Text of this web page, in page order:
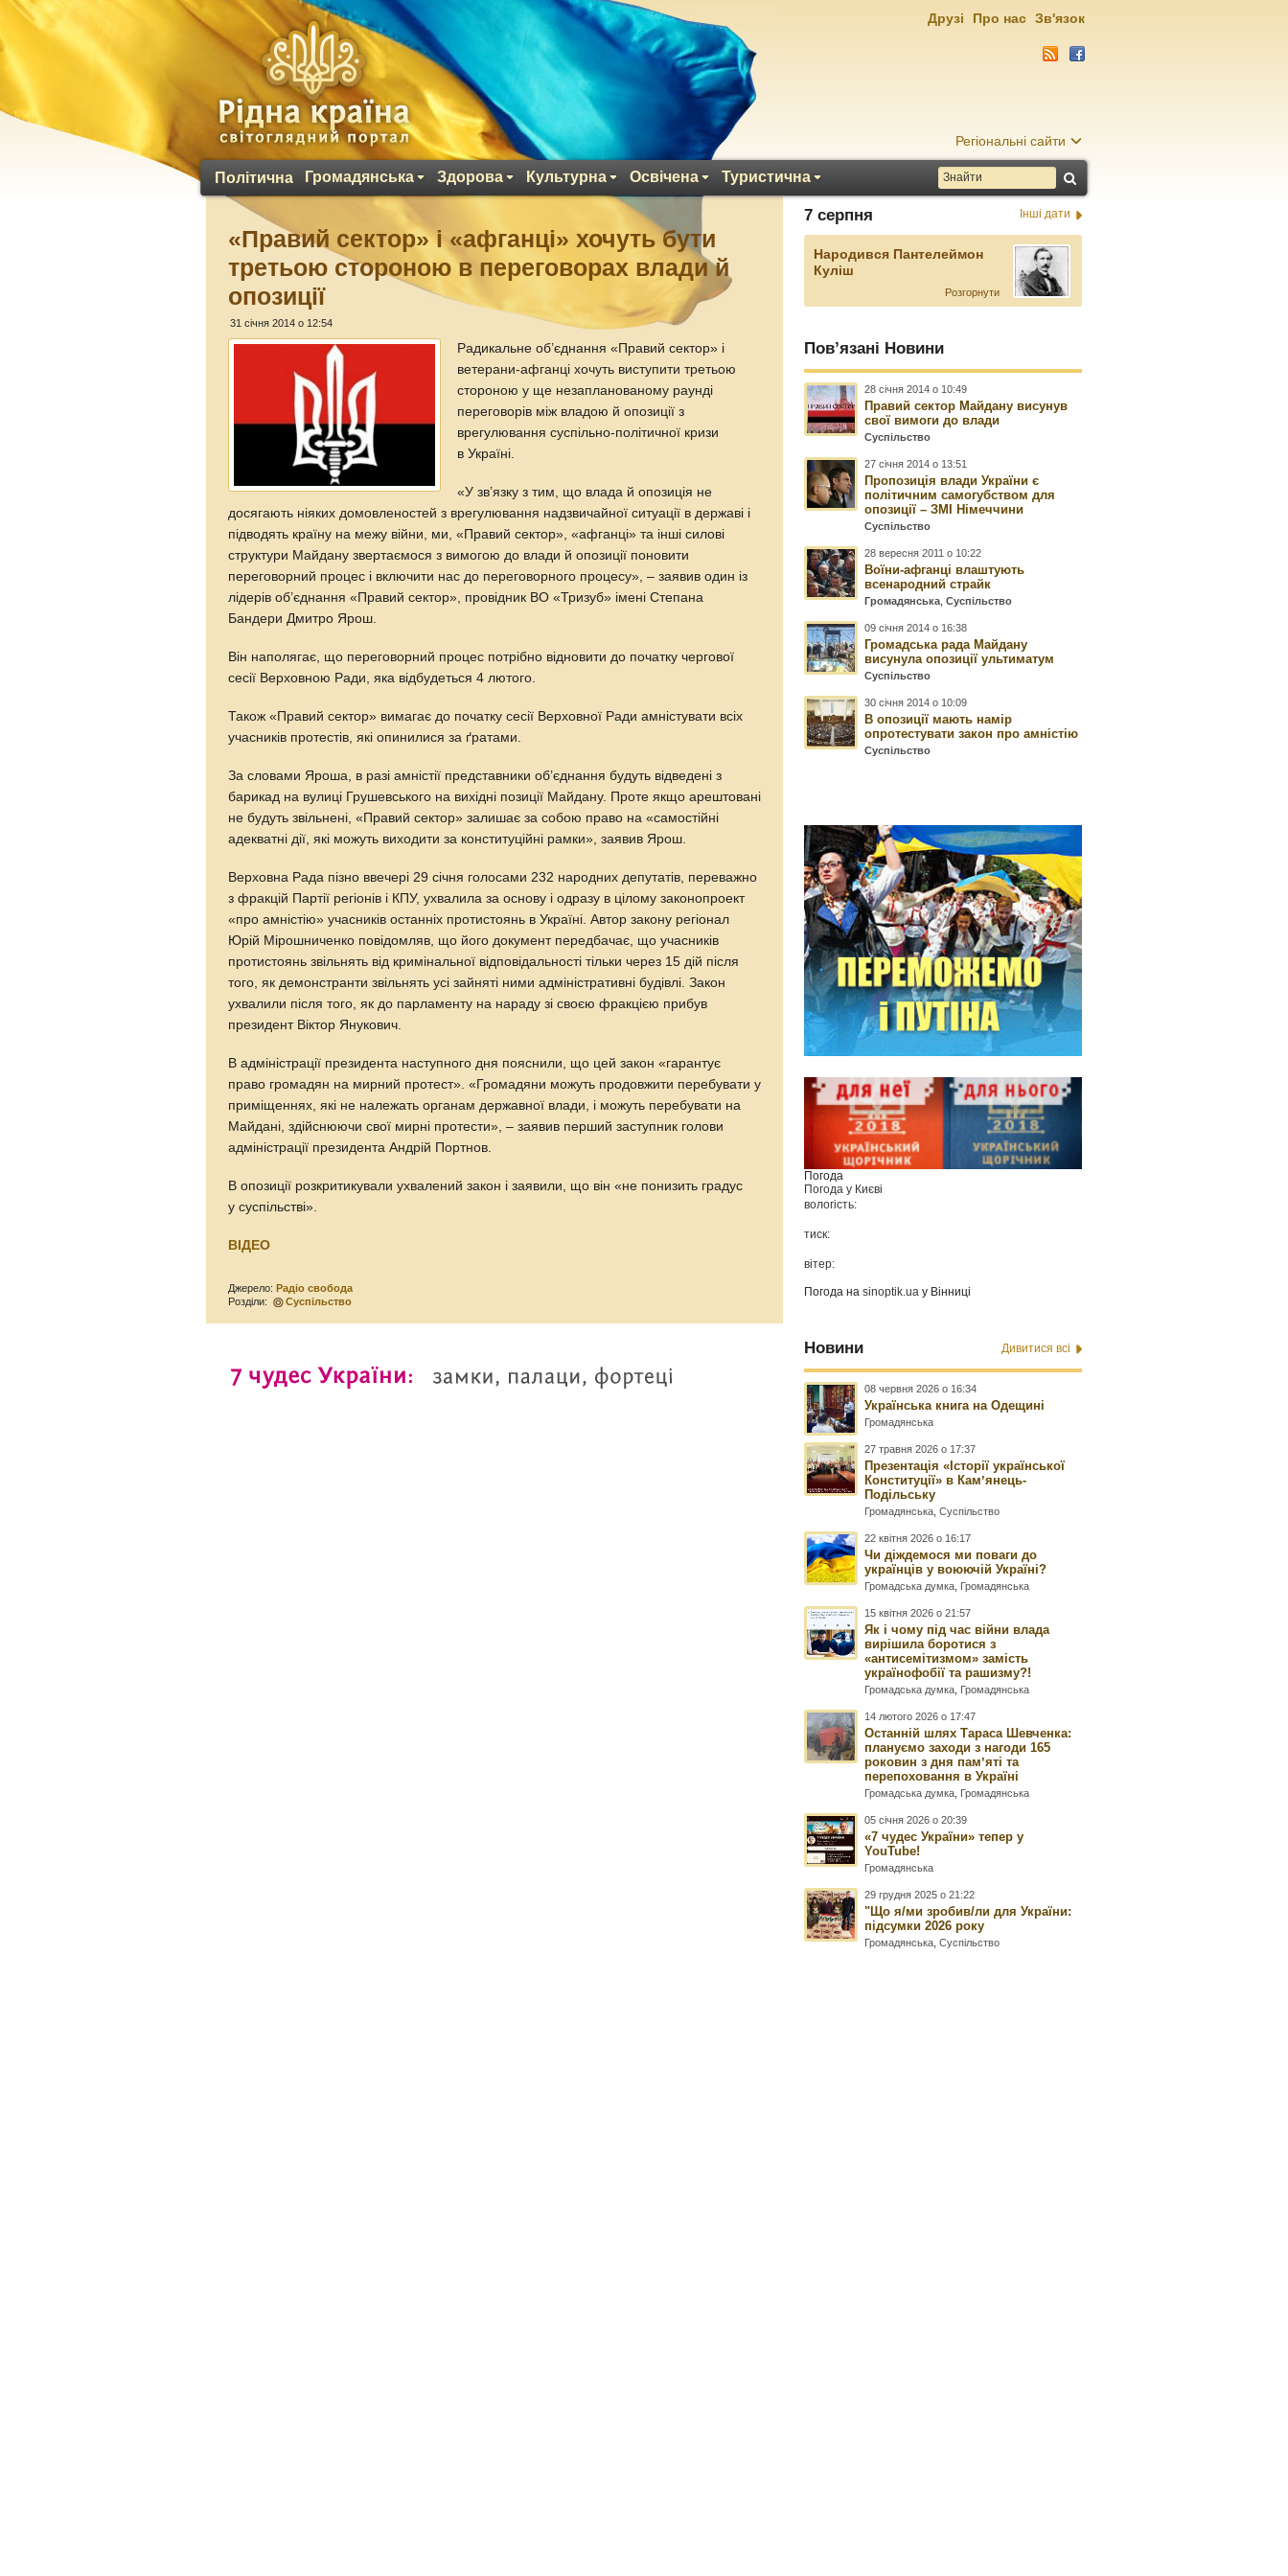
Регіональні сайти
Політична Громадянська Здорова Культурна Освічена Туристична
Друзі Про нас Зв'язок
«Правий сектор» і «афганці» хочуть бути
третьою стороною в переговорах влади й
опозиції
31 січня 2014 о 12:54
Радикальне об’єднання «Правий сектор» і
ветерани-афганці хочуть виступити третьою
стороною у ще незапланованому раунді
переговорів між владою й опозиції з
врегулювання суспільно-політичної кризи
в Україні.
«У зв’язку з тим, що влада й опозиція не
досягають ніяких домовленостей з врегулювання надзвичайної ситуації в державі і
підводять країну на межу війни, ми, «Правий сектор», «афганці» та інші силові
структури Майдану звертаємося з вимогою до влади й опозиції поновити
переговорний процес і включити нас до переговорного процесу», – заявив один із
лідерів об’єднання «Правий сектор», провідник ВО «Тризуб» імені Степана
Бандери Дмитро Ярош.
Він наполягає, що переговорний процес потрібно відновити до початку чергової
сесії Верховною Ради, яка відбудеться 4 лютого.
Також «Правий сектор» вимагає до початку сесії Верховної Ради амністувати всіх
учасників протестів, які опинилися за ґратами.
За словами Яроша, в разі амністії представники об’єднання будуть відведені з
барикад на вулиці Грушевського на вихідні позиції Майдану. Проте якщо арештовані
не будуть звільнені, «Правий сектор» залишає за собою право на «самостійні
адекватні дії, які можуть виходити за конституційні рамки», заявив Ярош.
Верховна Рада пізно ввечері 29 січня голосами 232 народних депутатів, переважно
з фракцій Партії регіонів і КПУ, ухвалила за основу і одразу в цілому законопроект
«про амністію» учасників останніх протистоянь в Україні. Автор закону регіонал
Юрій Мірошниченко повідомляв, що його документ передбачає, що учасників
протистоянь звільнять від кримінальної відповідальності тільки через 15 дій після
того, як демонстранти звільнять усі зайняті ними адміністративні будівлі. Закон
ухвалили після того, як до парламенту на нараду зі своєю фракцією прибув
президент Віктор Янукович.
В адміністрації президента наступного дня пояснили, що цей закон «гарантує
право громадян на мирний протест». «Громадяни можуть продовжити перебувати у
приміщеннях, які не належать органам державної влади, і можуть перебувати на
Майдані, здійснюючи свої мирні протести», – заявив перший заступник голови
адміністрації президента Андрій Портнов.
В опозиції розкритикували ухвалений закон і заявили, що він «не понизить градус
у суспільстві».
ВІДЕО
Джерело: Радіо свобода
Розділи:
Суспільство
7 серпня Інші дати
Народився Пантелеймон
Куліш
Розгорнути
Пов’язані Новини
28 січня 2014 о 10:49
Правий сектор Майдану висунув
свої вимоги до влади
Суспільство
27 січня 2014 о 13:51
Пропозиція влади України є
політичним самогубством для
опозиції – ЗМІ Німеччини
Суспільство
28 вересня 2011 о 10:22
Воїни-афганці влаштують
всенародний страйк
Громадянська ,Суспільство
09 січня 2014 о 16:38
Громадська рада Майдану
висунула опозиції ультиматум
Суспільство
30 січня 2014 о 10:09
В опозиції мають намір
опротестувати закон про амністію
Суспільство
Погода
Погода у Києві
вологість:
тиск:
вітер:
Погода наsinoptik.ua у Вінниці
Новини Дивитися всі
08 червня 2026 о 16:34
Українська книга на Одещині
Громадянська
27 травня 2026 о 17:37
Презентація «Історії української
Конституції» в Камʼянець-
Подільську
Громадянська ,Суспільство
22 квітня 2026 о 16:17
Чи діждемося ми поваги до
українців у воюючій Україні?
Громадська думка Громадянська
15 квітня 2026 о 21:57
Як і чому під час війни влада
вирішила боротися з
«антисемітизмом» замість
українофобії та рашизму?!
Громадська думка Громадянська
14 лютого 2026 о 17:47
Останній шлях Тараса Шевченка:
плануємо заходи з нагоди 165
роковин з дня памʼяті та
перепоховання в Україні
Громадська думка Громадянська
05 січня 2026 о 20:39
«7 чудес України» тепер у
YouTube!
Громадянська
29 грудня 2025 о 21:22
"Що я/ми зробив/ли для України:
підсумки 2026 року
Громадянська ,Суспільство